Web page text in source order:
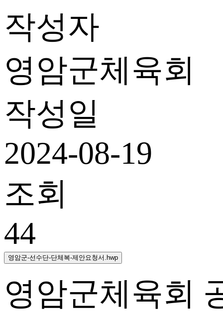
작성자
영암군체육회
작성일
2024-08-19
조회
44
영암군-선수단-단체복-제안요청서.hwp
영암군체육회